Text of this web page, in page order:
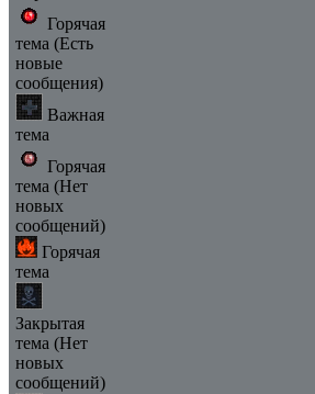
Горячая
тема (Есть
новые
сообщения)
Важная
тема
Горячая
тема (Нет
новых
сообщений)
Горячая
тема
Закрытая
тема (Нет
новых
сообщений)